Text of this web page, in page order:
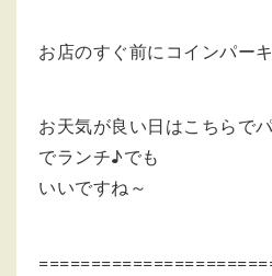
お店のすぐ前にコインパー
お天気が良い日はこちらで
でランチ♪でも
いいですね～